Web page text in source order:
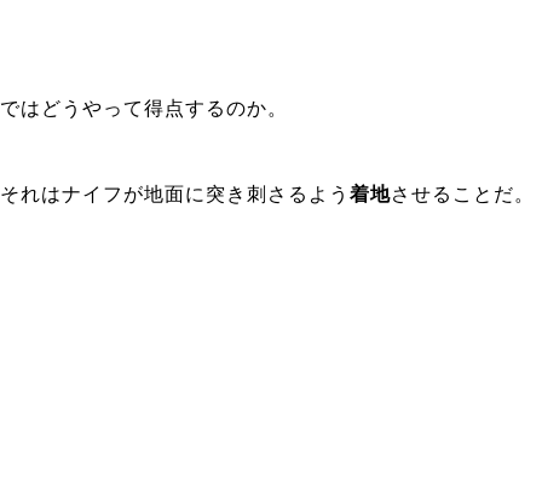
ではどうやって得点するのか。
それはナイフが地面に突き刺さるよう 着地させることだ。